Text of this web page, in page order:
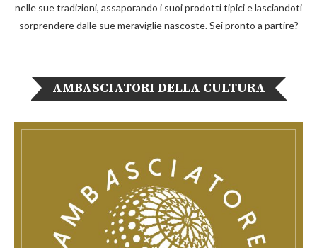
nelle sue tradizioni, assaporando i suoi prodotti tipici e lasciandoti
sorprendere dalle sue meraviglie nascoste. Sei pronto a partire?
AMBASCIATORI DELLA CULTURA